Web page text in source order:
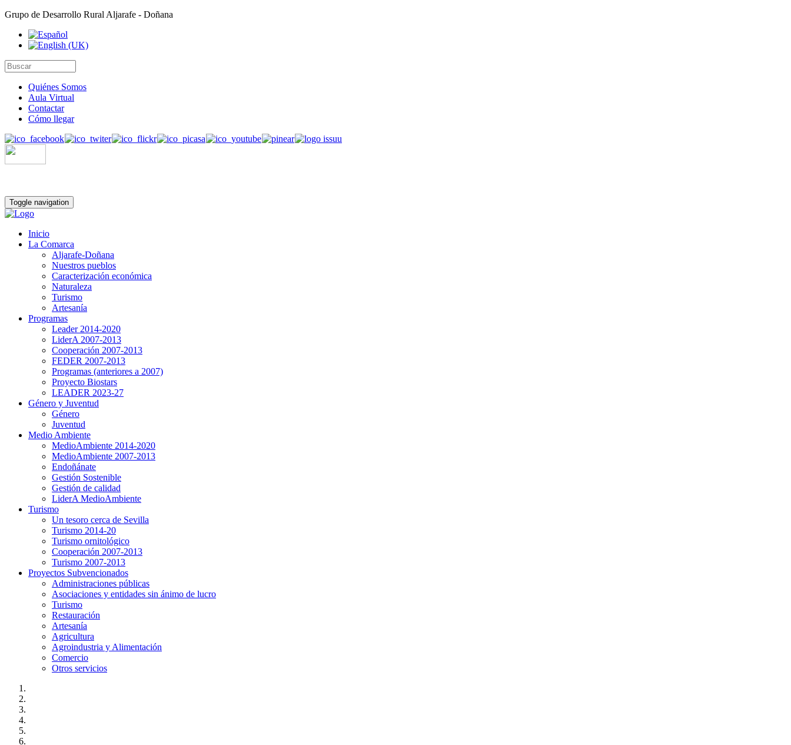
Grupo de Desarrollo Rural Aljarafe - Doñana
Quiénes Somos
Aula Virtual
Contactar
Cómo llegar
Toggle navigation
Inicio
La Comarca
Aljarafe-Doñana
Nuestros pueblos
Caracterización económica
Naturaleza
Turismo
Artesanía
Programas
Leader 2014-2020
LiderA 2007-2013
Cooperación 2007-2013
FEDER 2007-2013
Programas (anteriores a 2007)
Proyecto Biostars
LEADER 2023-27
Género y Juventud
Género
Juventud
Medio Ambiente
MedioAmbiente 2014-2020
MedioAmbiente 2007-2013
Endoñánate
Gestión Sostenible
Gestión de calidad
LiderA MedioAmbiente
Turismo
Un tesoro cerca de Sevilla
Turismo 2014-20
Turismo ornitológico
Cooperación 2007-2013
Turismo 2007-2013
Proyectos Subvencionados
Administraciones públicas
Asociaciones y entidades sin ánimo de lucro
Turismo
Restauración
Artesanía
Agricultura
Agroindustria y Alimentación
Comercio
Otros servicios